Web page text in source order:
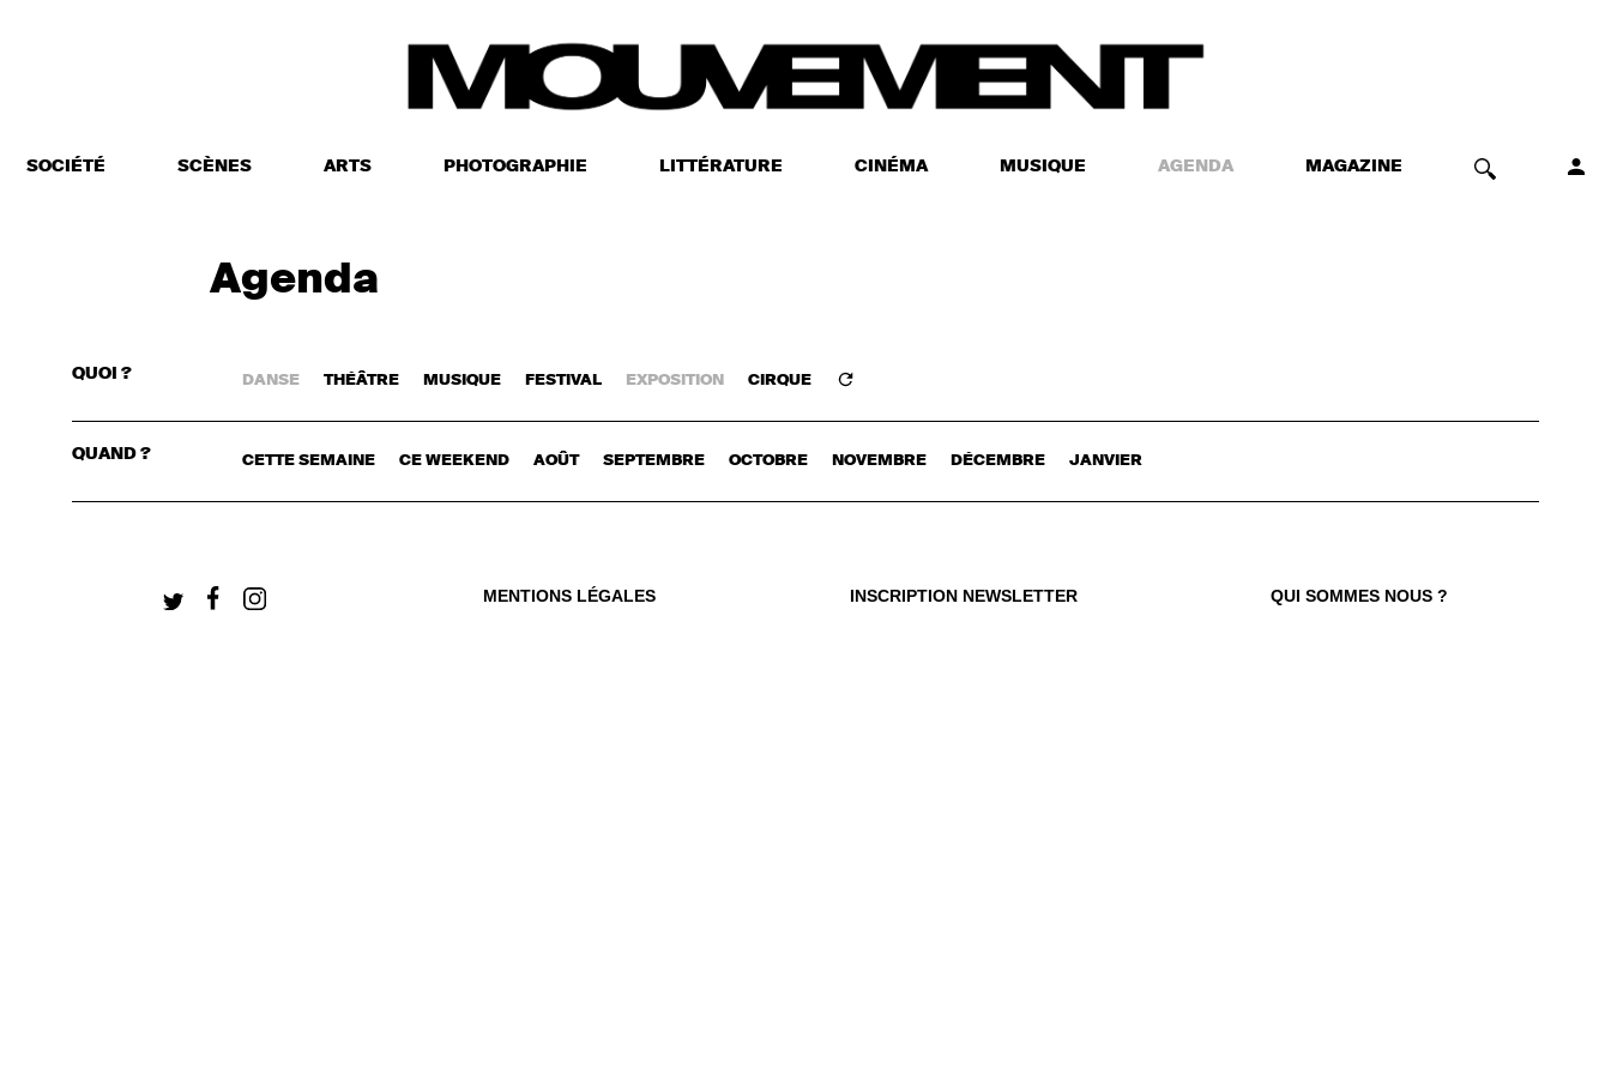
SOCIÉTÉ SCÈNES ARTS PHOTOGRAPHIE LITTÉRATURE CINÉMA MUSIQUE AGENDA MAGAZINE
CONNECTEZ-VOUS
Agenda
QUOI ? DANSE THÉÂTRE MUSIQUE FESTIVAL EXPOSITION CIRQUE
QUAND ? CETTE SEMAINE CE WEEKEND AOÛT SEPTEMBRE OCTOBRE NOVEMBRE DÉCEMBRE JANVIER
MENTIONS LÉGALES INSCRIPTION NEWSLETTER QUI SOMMES NOUS ?